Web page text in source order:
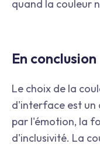
quand la couleur
En conclusion
Le choix de la
d'interface est un
par l'émotion, la
d'inclusivité. La